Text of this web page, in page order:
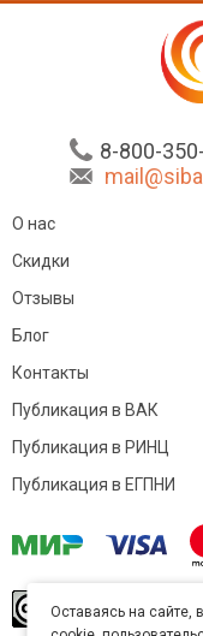
8-800-
О нас
Скидки
Отзывы
Блог
Контакты
Публикация в ВАК
Публикация в РИНЦ
Публикация в ЕГПНИ
Оставаясь на сайте,